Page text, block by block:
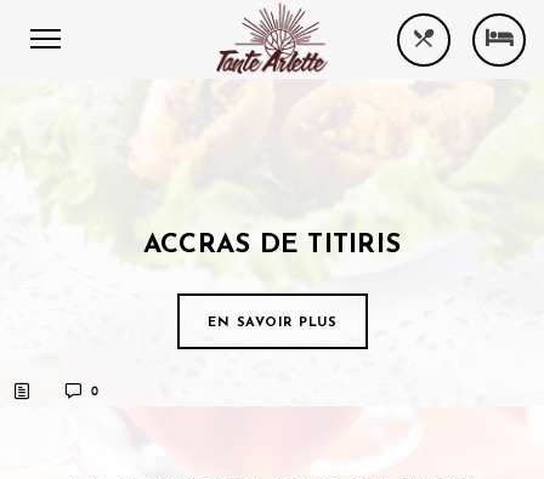
ACCRAS DE TITIRIS
EN SAVOIR PLUS
0